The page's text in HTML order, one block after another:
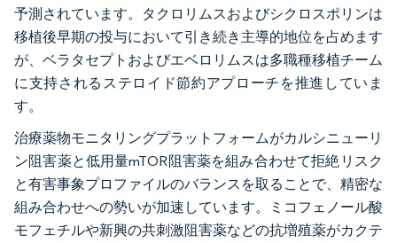
予測されています。タクロリムスおよびシクロスポリンは
移植後早期の投与において引き続き主導的地位を占めます
が、ベラタセプトおよびエベロリムスは多職種移植チーム
に支持されるステロイド節約アプローチを推進していま
す。
治療薬物モニタリングプラットフォームがカルシニューリ
ン阻害薬と低用量mTOR阻害薬を組み合わせて拒絶リスク
と有害事象プロファイルのバランスを取ることで、精密な
組み合わせへの勢いが加速しています。ミコフェノール酸
モフェチルや新興の共刺激阻害薬などの抗増殖薬がカクテ